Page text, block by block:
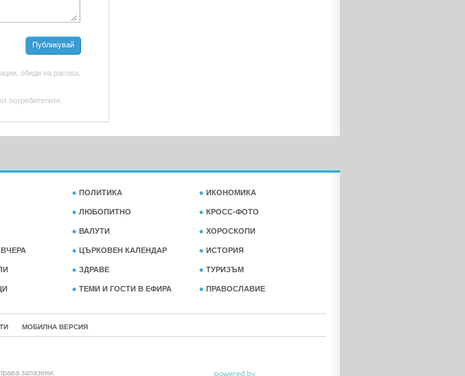
Публикувай
обиди на расова,
потребителите.
ПОЛИТИКА ИКОНОМИКА
ЛЮБОПИТНО КРОСС-ФОТО
ВАЛУТИ ХОРОСКОПИ
ЦЪРКОВЕН КАЛЕНДАР ИСТОРИЯ
ЗДРАВЕ ТУРИЗЪМ
ТЕМИ И ГОСТИ В ЕФИРА ПРАВОСЛАВИЕ
МОБИЛНА ВЕРСИЯ
запазени.